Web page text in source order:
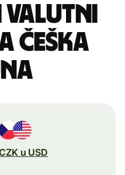
češka
u USD